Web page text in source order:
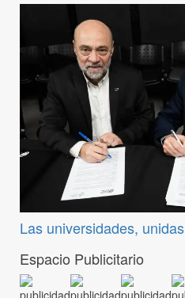
Las universidades, unidas
Espacio Publicitario